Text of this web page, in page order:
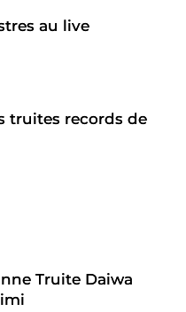
au live
truites records de
Truite Daiwa